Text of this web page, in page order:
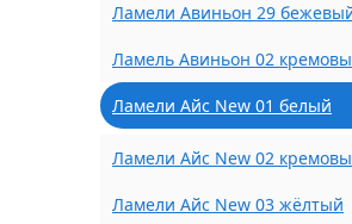
Ламели Авиньон 29
Ламель Авиньон 02
Ламели Айс New 01 белый
Ламели Айс New 02
Ламели Айс New 03 жёлтый